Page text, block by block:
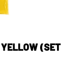
YELLOW (SET